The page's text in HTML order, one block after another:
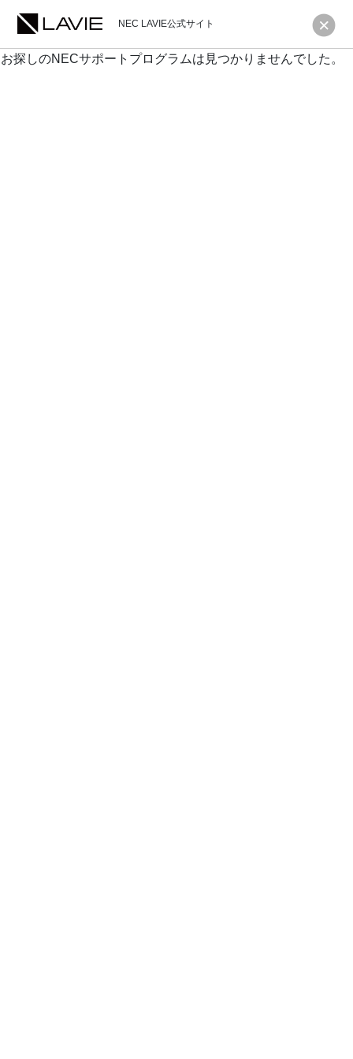
NEC LAVIE公式サイト
お探しのNECサポートプログラムは見つかりませんでした。